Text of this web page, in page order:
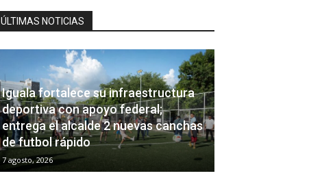
ÚLTIMAS NOTICIAS
Iguala fortalece su infraestructura
deportiva con apoyo federal;
entrega el alcalde 2 nuevas canchas
de futbol rápido
7 agosto, 2026